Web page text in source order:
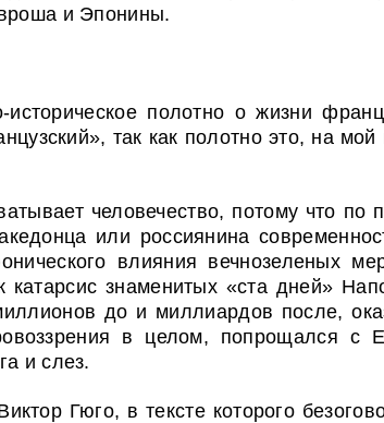
и Эпонины.
полотно о жизни
так как полотно это, на мой
человечество, потому что по
или россиянина
влияния вечнозеленых
катарсис знаменитых «ста дней»
до и миллиардов после,
в целом, попрощался с
и слез.
Гюго, в тексте которого